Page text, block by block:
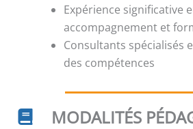
Expérience significative
accompagnement et
Consultants spécialisés
des compétences
MODALITÉS